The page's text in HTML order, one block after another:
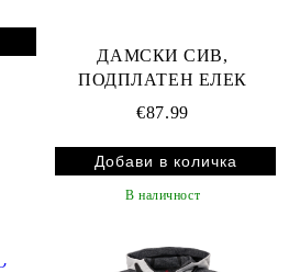
ДАМСКИ СИВ,
ПОДПЛАТЕН ЕЛЕК
€87.99
В наличност